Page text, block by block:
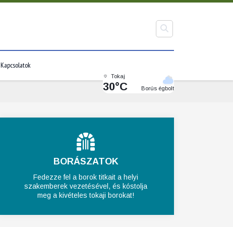
Kapcsolatok
Tokaj
30°C Borús égbolt
BORÁSZATOK
Fedezze fel a borok titkait a helyi
szakemberek vezetésével, és kóstolja
meg a kivételes tokaji borokat!